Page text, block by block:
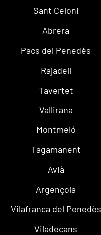
Sant Celoni
Abrera
Pacs del Penedès
Rajadell
Tavertet
Vallirana
Montmeló
Tagamanent
Avià
Argençola
Vilafranca del Penedès
Viladecans